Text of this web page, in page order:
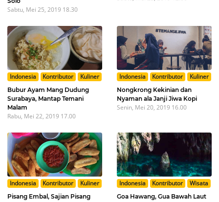
Sabtu, Mei 25, 2019 18.30
Indonesia Kontributor Kuliner
Bubur Ayam Mang Dudung
Surabaya, Mantap Temani
Malam
Rabu, Mei 22, 2019 17.00
Indonesia Kontributor Kuliner
Nongkrong Kekinian dan
Nyaman ala Janji Jiwa Kopi
Senin, Mei 20, 2019 16.00
Indonesia Kontributor Kuliner
Pisang Embal, Sajian Pisang
Indonesia Kontributor Wisata
Goa Hawang, Gua Bawah Laut